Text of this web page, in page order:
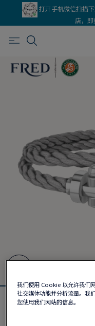
打开手机微信扫描
店，即
Force 10手链
我们使用 Cookie 以允许我们
社交媒体功能并分析流量。我
您使用我们网站的信息。